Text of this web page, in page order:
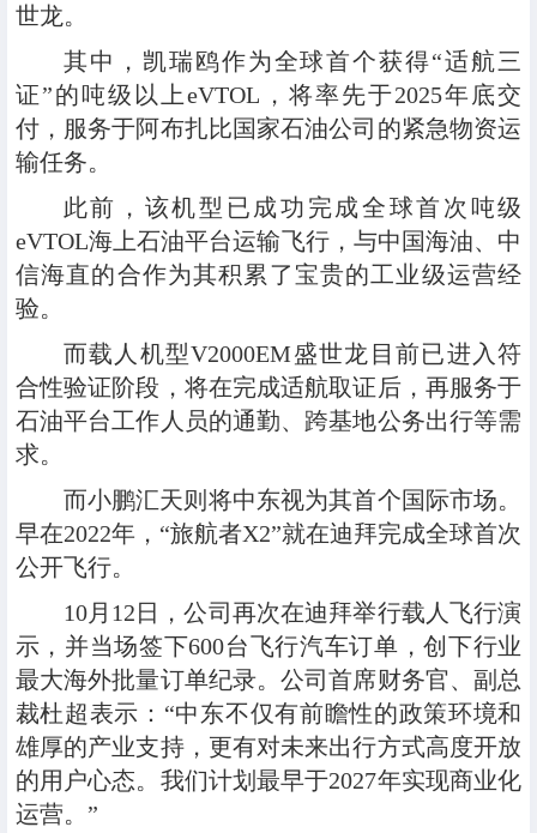
世龙。
其中，凯瑞鸥作为全球首个获得“适航三
证”的吨级以上eVTOL，将率先于2025年底交
付，服务于阿布扎比国家石油公司的紧急物资运
输任务。
此前，该机型已成功完成全球首次吨级
eVTOL海上石油平台运输飞行，与中国海油、中
信海直的合作为其积累了宝贵的工业级运营经
验。
而载人机型V2000EM盛世龙目前已进入符
合性验证阶段，将在完成适航取证后，再服务于
石油平台工作人员的通勤、跨基地公务出行等需
求。
而小鹏汇天则将中东视为其首个国际市场。
早在2022年，“旅航者X2”就在迪拜完成全球首次
公开飞行。
10月12日，公司再次在迪拜举行载人飞行演
示，并当场签下600台飞行汽车订单，创下行业
最大海外批量订单纪录。公司首席财务官、副总
裁杜超表示：“中东不仅有前瞻性的政策环境和
雄厚的产业支持，更有对未来出行方式高度开放
的用户心态。我们计划最早于2027年实现商业化
运营。”